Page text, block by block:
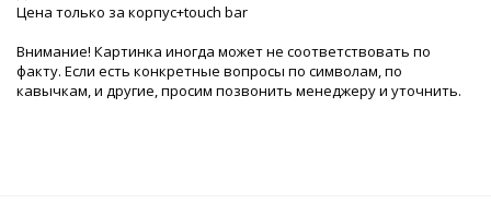
Цена только за корпус+touch bar
Внимание! Картинка иногда может не соответствовать по
факту. Если есть конкретные вопросы по символам, по
кавычкам, и другие, просим позвонить менеджеру и уточнить.